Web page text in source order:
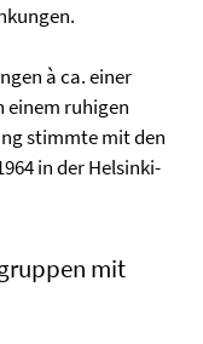
à ca. einer
einem ruhigen
stimmte mit den
in der Helsinki-
mit